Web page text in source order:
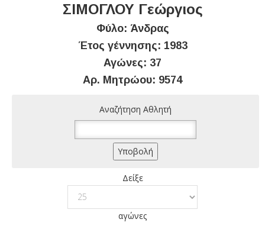
ΣΙΜΟΓΛΟΥ Γεώργιος
Φύλο: Άνδρας
Έτος γέννησης: 1983
Αγώνες: 37
Αρ. Μητρώου: 9574
Αναζήτηση Αθλητή
Δείξε
αγώνες